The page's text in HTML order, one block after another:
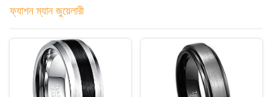
ফ্যাশন ম্যান জুয়েলারী